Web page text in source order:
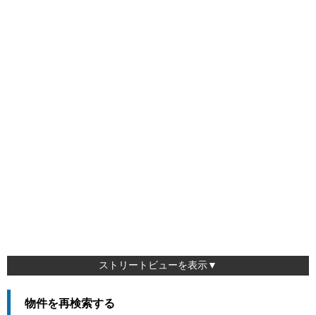
ストリートビューを表示▼
物件を再検索する